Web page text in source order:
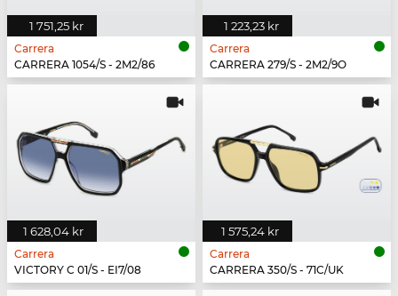
1 751,25 kr
Carrera
CARRERA 1054/S - 2M2/86
1 223,23 kr
Carrera
CARRERA 279/S - 2M2/9O
1 628,04 kr
Carrera
VICTORY C 01/S - EI7/08
1 575,24 kr
Carrera
CARRERA 350/S - 71C/UK